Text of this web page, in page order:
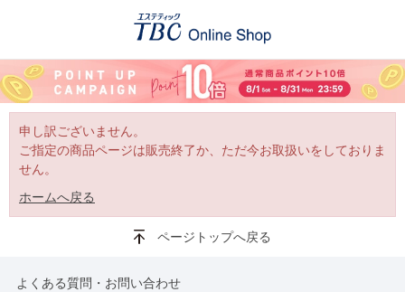
申し訳ございません。
ご指定の商品ページは販売終了か、ただ今お取扱いをしておりま
せん。
ホームへ戻る
ページトップへ戻る
よくある質問・お問い合わせ